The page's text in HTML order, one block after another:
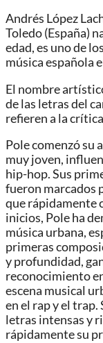
Andrés López
Toledo (España)
edad, es uno de
música española
El nombre
de las letras del
refieren a la
Pole comenzó su
muy joven,
hip-hop. Sus
fueron marcados
que rápidamente
inicios, Pole ha
música urbana,
primeras
y profundidad,
reconocimiento
escena musical
en el rap y el trap.
letras intensas y
rápidamente su